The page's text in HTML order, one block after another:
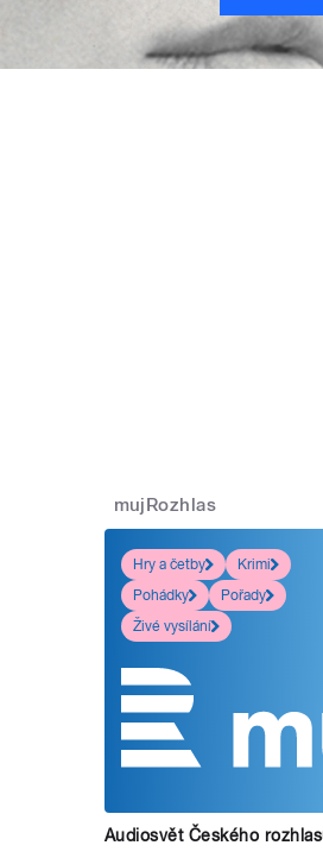
mujRozhlas
Hry a četby
Krimi
Pohádky
Pořady
Živé vysílání
Audiosvět Českého